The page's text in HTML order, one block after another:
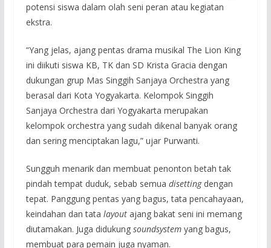
potensi siswa dalam olah seni peran atau kegiatan
ekstra.
“Yang jelas, ajang pentas drama musikal The Lion King
ini diikuti siswa KB, TK dan SD Krista Gracia dengan
dukungan grup Mas Singgih Sanjaya Orchestra yang
berasal dari Kota Yogyakarta. Kelompok Singgih
Sanjaya Orchestra dari Yogyakarta merupakan
kelompok orchestra yang sudah dikenal banyak orang
dan sering menciptakan lagu,” ujar Purwanti.
Sungguh menarik dan membuat penonton betah tak
pindah tempat duduk, sebab semua disettingdengan
tepat. Panggung pentas yang bagus, tata pencahayaan,
keindahan dan tata layoutajang bakat seni ini memang
diutamakan. Juga didukung soundsystemyang bagus,
membuat para pemain juga nyaman.